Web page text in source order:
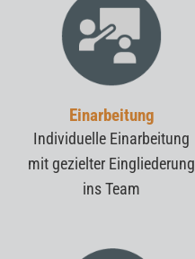
Einarbeitung
Individuelle Einarbeitung
mit gezielter Eingliederung
ins Team